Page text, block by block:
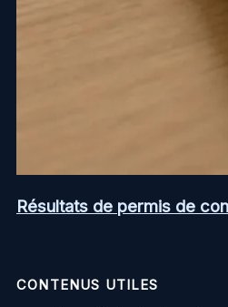
Résultats de permis de
CONTENUS UTILES